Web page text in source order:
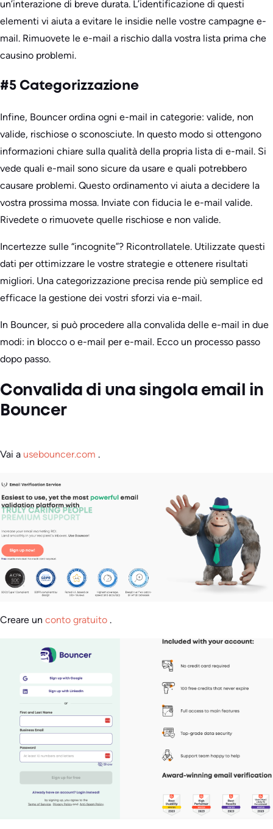
un’interazione di breve durata. L’identificazione di questi
elementi vi aiuta a evitare le insidie nelle vostre campagne e-
mail. Rimuovete le e-mail a rischio dalla vostra lista prima che
causino problemi.
#5 Categorizzazione
Infine, Bouncer ordina ogni e-mail in categorie: valide, non
valide, rischiose o sconosciute. In questo modo si ottengono
informazioni chiare sulla qualità della propria lista di e-mail. Si
vede quali e-mail sono sicure da usare e quali potrebbero
causare problemi. Questo ordinamento vi aiuta a decidere la
vostra prossima mossa. Inviate con fiducia le e-mail valide.
Rivedete o rimuovete quelle rischiose e non valide.
Incertezze sulle “incognite”? Ricontrollatele. Utilizzate questi
dati per ottimizzare le vostre strategie e ottenere risultati
migliori. Una categorizzazione precisa rende più semplice ed
efficace la gestione dei vostri sforzi via e-mail.
In Bouncer, si può procedere alla convalida delle e-mail in due
modi: in blocco o e-mail per e-mail. Ecco un processo passo
dopo passo.
Convalida di una singola email in
Bouncer
Vai a usebouncer.com .
Creare un conto gratuito .